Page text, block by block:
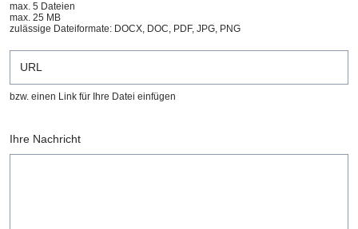
max. 5 Dateien
max. 25 MB
zulässige Dateiformate: DOCX, DOC, PDF, JPG, PNG
bzw. einen Link für Ihre Datei einfügen
Ihre Nachricht